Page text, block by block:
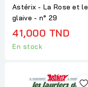
Astérix - La Rose et le
glaive - n° 29
41,000 TND
En stock